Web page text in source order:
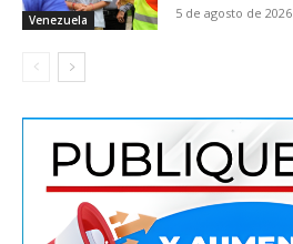
Venezuela 5 de agosto de 2026